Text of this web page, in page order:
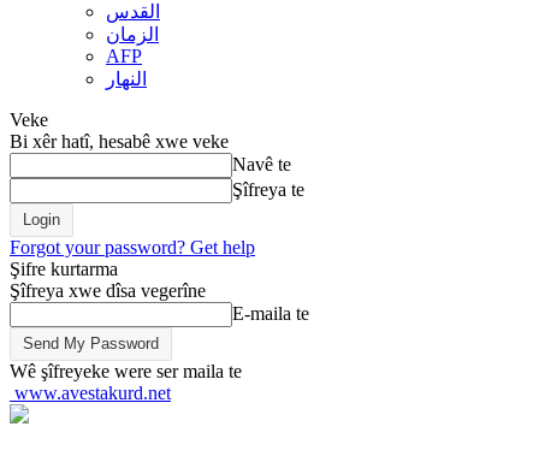
القدس
الزمان
AFP
النهار
Veke
Bi xêr hatî, hesabê xwe veke
Navê te
Şîfreya te
Forgot your password? Get help
Şifre kurtarma
Şîfreya xwe dîsa vegerîne
E-maila te
Wê şîfreyeke were ser maila te
www.avestakurd.net